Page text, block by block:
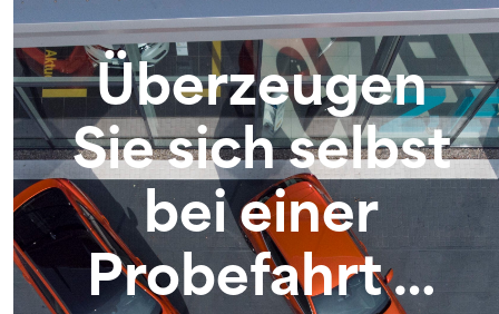
Überzeugen
Sie sich selbst
bei einer
Probefahrt …